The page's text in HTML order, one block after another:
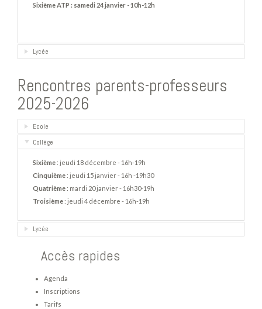
Sixième ATP : samedi 24 janvier - 10h-12h
Lycée
Rencontres parents-professeurs
2025-2026
Ecole
Collège
Sixième: jeudi 18 décembre - 16h-19h
Cinquième: jeudi 15 janvier - 16h -19h30
Quatrième: mardi 20 janvier - 16h30-19h
Troisième: jeudi 4 décembre - 16h-19h
Lycée
Accès rapides
Agenda
Inscriptions
Tarifs